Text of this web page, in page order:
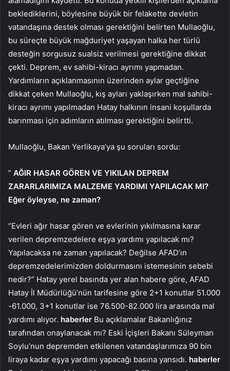
beklediklerini, böylesine büyük bir felakette devletin
vatandaşına destek olması gerektiğini belirten Mullaoğlu,
bu süreçte büyük mağduriyet yaşayan halka her türlü
desteğin sorgusuz sualsiz verilmesi gerektiğine dikkat
çekti. Deprem, ev sahibi-kiracı ayrımı yapmadan.
Yardımların açıklanmasının üzerinden aylar geçtiğine
dikkat çeken Mullaoğlu, kış ayları yaklaşırken mal sahibi-
kiracı ayrımı yapılmadan Hatay halkının insani koşullarda
barınması için adımların atılması gerektiğini belirtti.
Mullaoğlu, Bakan Yerlikaya’ya şu soruları sordu:
” AĞIR HASAR GÖREN VE YIKILAN DEPREM
ZARARLARIMIZA MALZEME YARDIMI YAPILACAK MI?
Eğer öyleyse, ne zaman?
“Evleri ağır hasar gören ve evlerinin yıkılmasına karar
verilen depremzedelere eşya yardımı yapılacak mı?
Yapılacaksa ne zaman yapılacak? Değilse AFAD’ın
depremzedelerimizden doldurmasını istemesinin sebebi
nedir?” Hatay yerel basında yer alan habere göre, AFAD
Hatay İl Müdürlüğü’nün tarifesine göre 2+1 konutlar 51.000
-61.000, 3+1 konutlar ise 76.500-82.000 lira arasında mal
yardımı alıyor. haberler Bu açıklamalar Bakanlığınız
tarafından onaylanacak mı? Eski İçişleri Bakanı Süleyman
Soylu’nun depremden etkilenen vatandaşlarımıza 90 bin
liraya kadar eşya yardımı yapacağı basına yansıdı. haberler